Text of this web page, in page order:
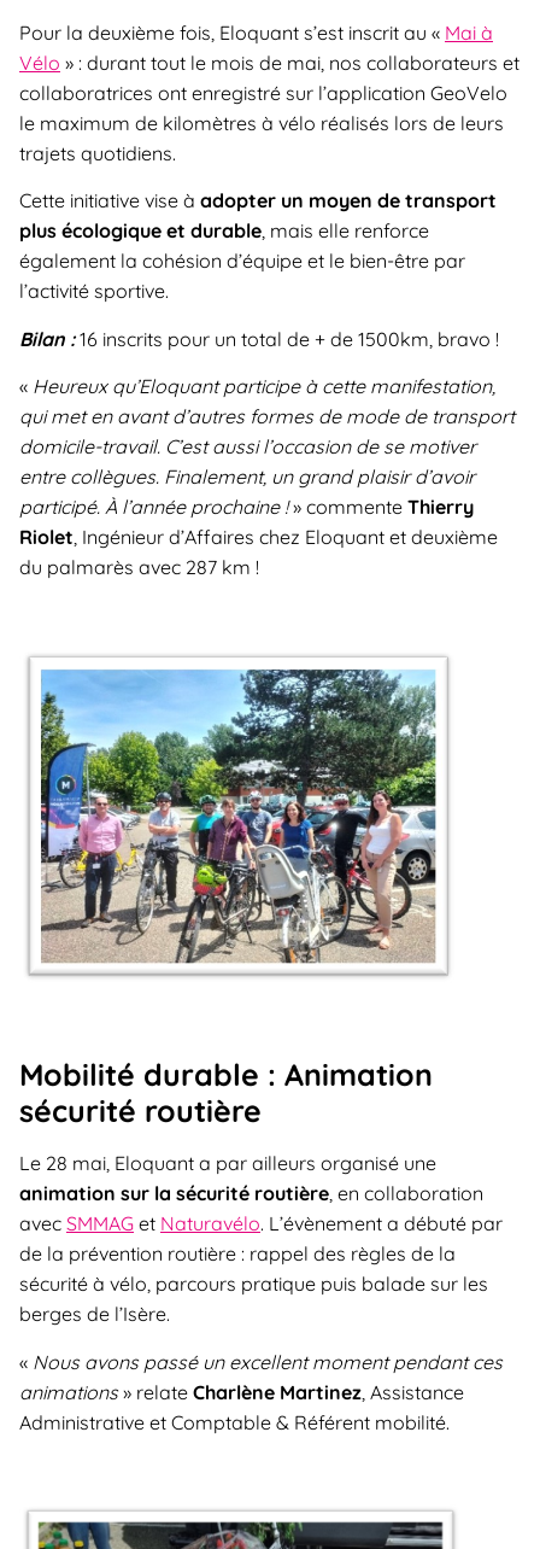
Pour la deuxième fois, Eloquant s’est inscrit au « Mai à
Vélo » : durant tout le mois de mai, nos collaborateurs et
collaboratrices ont enregistré sur l’application GeoVelo
le maximum de kilomètres à vélo réalisés lors de leurs
trajets quotidiens.
Cette initiative vise à adopter un moyen de transport
plus écologique et durable, mais elle renforce
également la cohésion d’équipe et le bien-être par
l’activité sportive.
Bilan :16 inscrits pour un total de + de 1500km, bravo !
« Heureux qu’Eloquant participe à cette manifestation,
qui met en avant d’autres formes de mode de transport
domicile-travail. C’est aussi l’occasion de se motiver
entre collègues. Finalement, un grand plaisir d’avoir
participé. À l’année prochaine !» commente Thierry
Riolet , Ingénieur d’Affaires chez Eloquant et deuxième
du palmarès avec 287 km !
Mobilité durable : Animation
sécurité routière
Le 28 mai, Eloquant a par ailleurs organisé une
animation sur la sécurité routière, en collaboration
avec SMMAG et Naturavélo. L’évènement a débuté par
de la prévention routière : rappel des règles de la
sécurité à vélo, parcours pratique puis balade sur les
berges de l’Isère.
« Nous avons passé un excellent moment pendant ces
animations» relate Charlène Martinez , Assistance
Administrative et Comptable & Référent mobilité.